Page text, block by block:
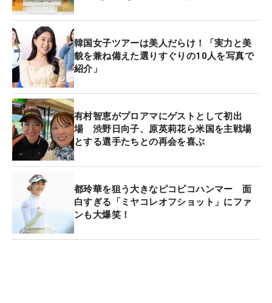
韓国女子ツアーは美人だらけ！「実力と美
貌を兼ね備えた選りすぐりの10人を写真で
紹介」
有村智恵がプロアマにゲストとして初出
場 渋野日向子、原英莉花ら米国を主戦場
とする選手たちとの再会を喜ぶ
都玲華を狙う大きなピコピコハンマー 面
白すぎる「ミヤコレオフショット」にファ
ンも大爆笑！